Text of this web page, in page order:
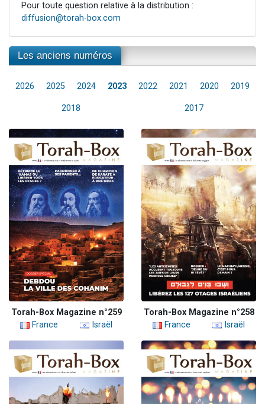
Pour toute question relative à la distribution :
diffusion@torah-box.com
Les anciens numéros
2026 2025 2024 2023 2022 2021 2020 2019
2018 2017
Torah-Box Magazine n°259
France
Israël
Torah-Box Magazine n°258
France
Israël